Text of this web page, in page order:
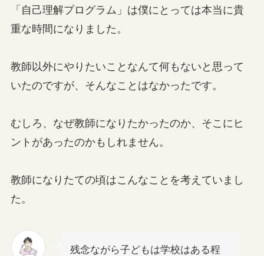
「自己理解プログラム」は僕にとっては本当に貴
重な時間になりました。
教師以外にやりたいことなんて何もないと思って
いたのですが、そんなことはなかったです。
むしろ、なぜ教師になりたかったのか、そこにヒ
ントがあったのかもしれません。
教師になりたての頃はこんなことを考えていまし
た。
残念ながら子どもは学校はある程